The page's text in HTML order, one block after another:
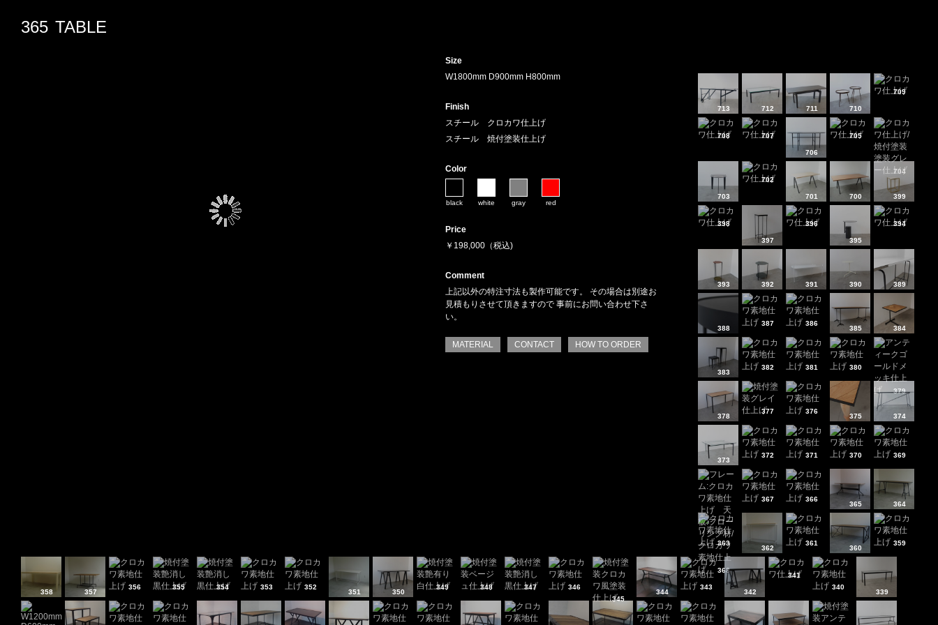
365 TABLE
Size
W1800mm D900mm H800mm
Finish
スチール クロカワ仕上げ
スチール 焼付塗装仕上げ
Color
black white gray red
Price
￥198,000（税込)
Comment
上記以外の特注寸法も製作可能です。 その場合は別途お
見積もりさせて頂きますので 事前にお問い合わせ下さ
い。
MATERIAL CONTACT HOW TO ORDER
713 712 711 710
709
708 707
706
705
704
703
702
701 700 399
398
397
396
395
394
393 392 391 390 389
388
387 386
385 384
383
382 381 380
379
378
377 376
375 374
373
372 371 370 369
368
367 366
365 364
363
362
361
360
359
358 357
356 355 354 353 352
351 350
349 348 347
346
345
344
343
342
341
340
339